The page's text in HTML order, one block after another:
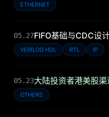
ETHERNET
05.27FIFO基础与CDC设
VERILOG HDL RTL IP
05.23大陆投资者港美股
OTHERS